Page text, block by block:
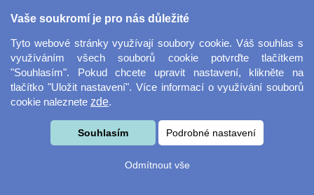
Dekorační látka
Miranda
Šňůrka na klíče s
přezkou
Vaše soukromí je pro nás důležité
Tyto webové stránky využívají soubory cookie. Váš souhlas s
využíváním všech souborů cookie potvrďte tlačítkem
"Souhlasím". Pokud chcete upravit nastavení, klikněte na
tlačítko "Uložit nastavení". Více informací o využívání souborů
cookie naleznete zde.
Souhlasím Podrobné nastavení
Odmítnout vše